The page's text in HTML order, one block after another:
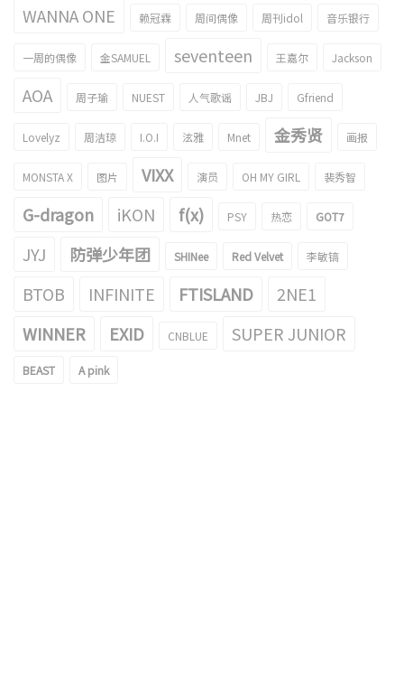
WANNA ONE 赖冠霖 周间偶像 周刊idol 音乐银行
一周的偶像 金SAMUEL seventeen 王嘉尔 Jackson
AOA 周子瑜 NUEST 人气歌谣 JBJ Gfriend
Lovelyz 周洁琼 I.O.I 泫雅 Mnet 金秀贤 画报
MONSTA X 图片 VIXX 演员 OH MY GIRL 裴秀智
G-dragon iKON f(x) PSY 热恋 GOT7
JYJ 防弹少年团 SHINee Red Velvet 李敏镐
BTOB INFINITE FTISLAND
2NE1
WINNER
EXID CNBLUE SUPER JUNIOR
BEAST A pink